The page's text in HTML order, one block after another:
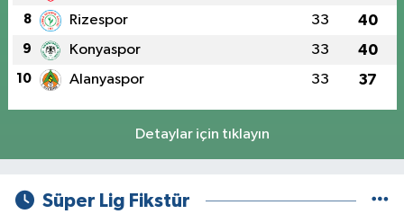
8 Rizespor 33 40
9 Konyaspor 33 40
10 Alanyaspor 33 37
Detaylar için tıklayın
Süper Lig Fikstür